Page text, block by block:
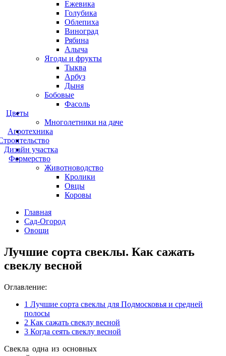
Ежевика
Голубика
Облепиха
Виноград
Рябина
Алыча
Ягоды и фрукты
Тыква
Арбуз
Дыня
Бобовые
Фасоль
Цветы
Многолетники на даче
Агротехника
Дизайн участка
Фермерство
Животноводство
Кролики
Овцы
Коровы
Главная
Сад-Огород
Овощи
Лучшие сорта свеклы. Как сажать
свеклу весной
Оглавление:
1 Лучшие сорта свеклы для Подмосковья и средней
полосы
2 Как сажать свеклу весной
3 Когда сеять свеклу весной
Свекла одна из основных